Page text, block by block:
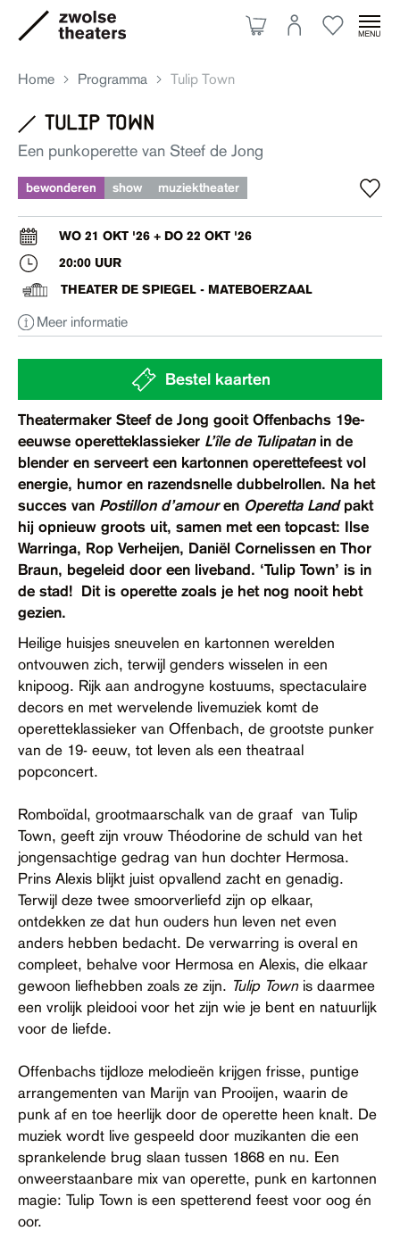
Aanbod
Je bezoek
Over ons
Eten & drinken
Ruimte huren
Contact
Toegankelijkheid
Home Programma Tulip Town
tulip town
Een punkoperette van Steef de Jong
bewonderen show muziektheater
WO 21 OKT '26 + DO 22 OKT '26
20:00 UUR
THEATER DE SPIEGEL - MATEBOERZAAL
Meer informatie
Bestel kaarten
Theatermaker Steef de Jong gooit Offenbachs 19e-
eeuwse operetteklassieker L’île de Tulipatanin de
blender en serveert een kartonnen operettefeest vol
energie, humor en razendsnelle dubbelrollen. Na het
succes van Postillon d’amouren Operetta Landpakt
hij opnieuw groots uit, samen met een topcast: Ilse
Warringa, Rop Verheijen, Daniël Cornelissen en Thor
Braun, begeleid door een liveband. ‘Tulip Town’ is in
de stad! Dit is operette zoals je het nog nooit hebt
gezien.
Heilige huisjes sneuvelen en kartonnen werelden
ontvouwen zich, terwijl genders wisselen in een
knipoog. Rijk aan androgyne kostuums, spectaculaire
decors en met wervelende livemuziek komt de
operetteklassieker van Offenbach, de grootste punker
van de 19- eeuw, tot leven als een theatraal
popconcert.
Romboïdal, grootmaarschalk van de graaf van Tulip
Town, geeft zijn vrouw Théodorine de schuld van het
jongensachtige gedrag van hun dochter Hermosa.
Prins Alexis blijkt juist opvallend zacht en genadig.
Terwijl deze twee smoorverliefd zijn op elkaar,
ontdekken ze dat hun ouders hun leven net even
anders hebben bedacht. De verwarring is overal en
compleet, behalve voor Hermosa en Alexis, die elkaar
gewoon liefhebben zoals ze zijn. Tulip Townis daarmee
een vrolijk pleidooi voor het zijn wie je bent en natuurlijk
voor de liefde.
Offenbachs tijdloze melodieën krijgen frisse, puntige
arrangementen van Marijn van Prooijen, waarin de
punk af en toe heerlijk door de operette heen knalt. De
muziek wordt live gespeeld door muzikanten die een
sprankelende brug slaan tussen 1868 en nu. Een
onweerstaanbare mix van operette, punk en kartonnen
magie: Tulip Town is een spetterend feest voor oog én
oor.